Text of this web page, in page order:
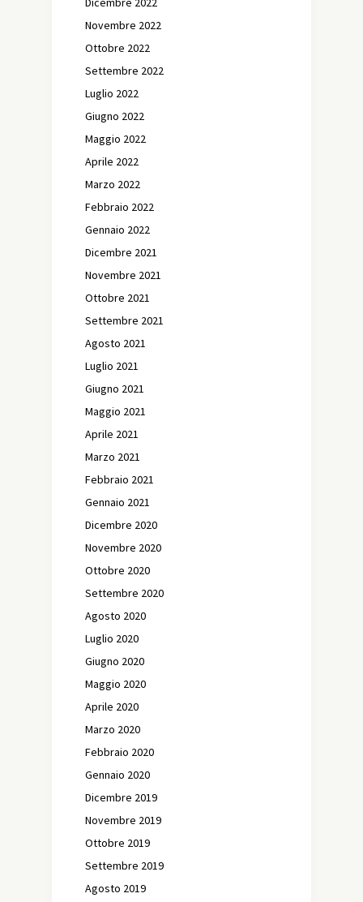
Novembre 2022
Ottobre 2022
Settembre 2022
Luglio 2022
Giugno 2022
Maggio 2022
Aprile 2022
Marzo 2022
Febbraio 2022
Gennaio 2022
Dicembre 2021
Novembre 2021
Ottobre 2021
Settembre 2021
Agosto 2021
Luglio 2021
Giugno 2021
Maggio 2021
Aprile 2021
Marzo 2021
Febbraio 2021
Gennaio 2021
Dicembre 2020
Novembre 2020
Ottobre 2020
Settembre 2020
Agosto 2020
Luglio 2020
Giugno 2020
Maggio 2020
Aprile 2020
Marzo 2020
Febbraio 2020
Gennaio 2020
Dicembre 2019
Novembre 2019
Ottobre 2019
Settembre 2019
Agosto 2019